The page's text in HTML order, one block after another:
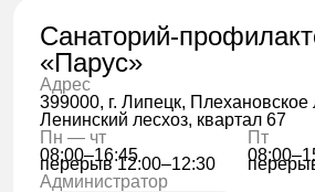
Санаторий-
«Парус»
Адрес
399000, г. Липецк, Плехановское
Ленинский лесхоз, квартал 67
Пн — чт
08:00–16:45
перерыв 12:00–12:30
Пт
Администратор